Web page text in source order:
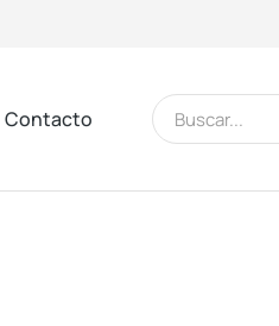
Contacto